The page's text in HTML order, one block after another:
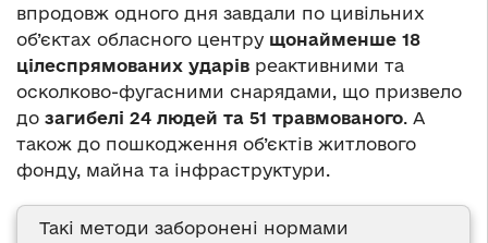
впродовж одного дня завдали по цивільних
об’єктах обласного центру щонайменше 18
цілеспрямованих ударів реактивними та
осколково-фугасними снарядами, що призвело
до загибелі 24 людей та 51 травмованого. А
також до пошкодження об’єктів житлового
фонду, майна та інфраструктури.
Такі методи заборонені нормами